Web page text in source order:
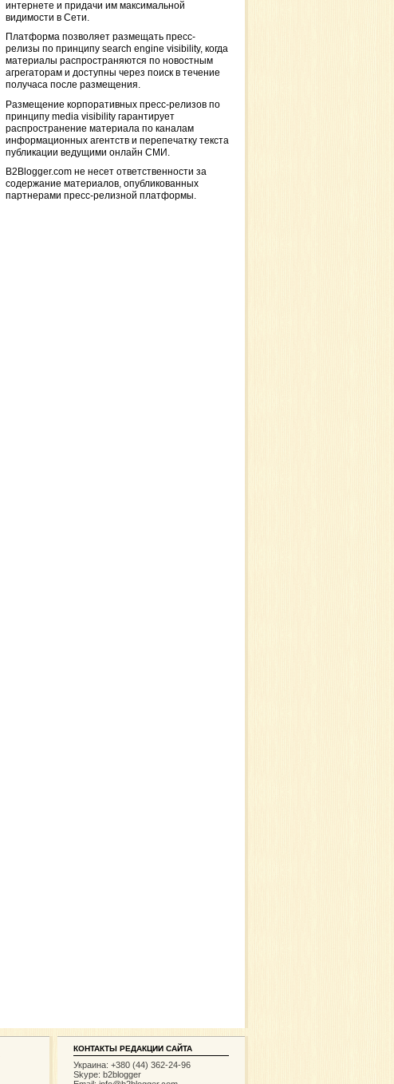
интернете и придачи им максимальной
видимости в Сети.
Платформа позволяет размещать пресс-
релизы по принципу search engine visibility, когда
материалы распространяются по новостным
агрегаторам и доступны через поиск в течение
получаса после размещения.
Размещение корпоративных пресс-релизов по
принципу media visibility гарантирует
распространение материала по каналам
информационных агентств и перепечатку текста
публикации ведущими онлайн СМИ.
B2Blogger.com не несет ответственности за
содержание материалов, опубликованных
партнерами пресс-релизной платформы.
КОНТАКТЫ РЕДАКЦИИ САЙТА
Украина: +380 (44) 362-24-96
Skype: b2blogger